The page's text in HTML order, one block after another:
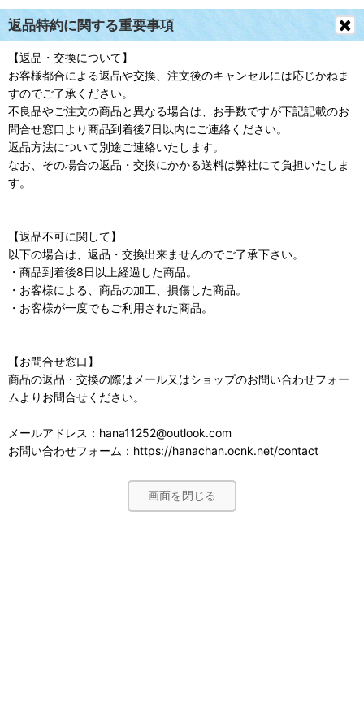
返品特約に関する重要事項
【返品・交換について】
お客様都合による返品や交換、注文後のキャンセルには応じかねま
すのでご了承ください。
不良品やご注文の商品と異なる場合は、お手数ですが下記記載のお
問合せ窓口より商品到着後7日以内にご連絡ください。
返品方法について別途ご連絡いたします。
なお、その場合の返品・交換にかかる送料は弊社にて負担いたしま
す。
【返品不可に関して】
以下の場合は、返品・交換出来ませんのでご了承下さい。
・商品到着後8日以上経過した商品。
・お客様による、商品の加工、損傷した商品。
・お客様が一度でもご利用された商品。
【お問合せ窓口】
商品の返品・交換の際はメール又はショップのお問い合わせフォー
ムよりお問合せください。
メールアドレス：hana11252@outlook.com
お問い合わせフォーム：https://hanachan.ocnk.net/contact
画面を閉じる